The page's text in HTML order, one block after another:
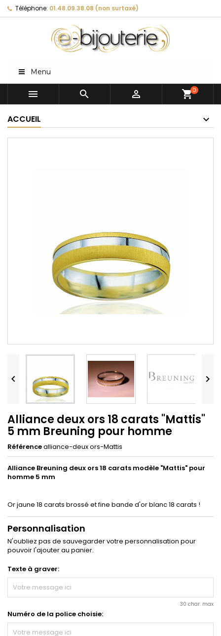
Téléphone: 01.48.09.38.08 (non surtaxé)
Menu
   shopping_cart0
ACCUEIL
 
Alliance deux ors 18 carats "Mattis"
5 mm Breuning pour homme
Référencealliance-deux ors-Mattis
Alliance Breuning deux ors 18 carats modèle "Mattis" pour
homme 5 mm
Or jaune 18 carats brossé et fine bande d'or blanc 18 carats !
Personnalisation
N'oubliez pas de sauvegarder votre personnalisation pour
pouvoir l'ajouter au panier.
Texte à graver:
30 char. max
Numéro de la police choisie: